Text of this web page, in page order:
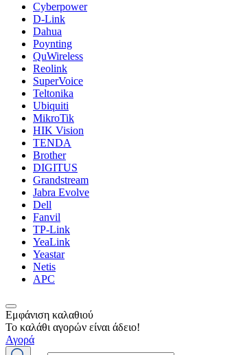
Cyberpower
D-Link
Dahua
Poynting
QuWireless
Reolink
SuperVoice
Teltonika
Ubiquiti
MikroTik
HIK Vision
TENDA
Brother
DIGITUS
Grandstream
Jabra Evolve
Dell
Fanvil
TP-Link
YeaLink
Yeastar
Netis
APC
Εμφάνιση καλαθιού
Το καλάθι αγορών είναι άδειο!
Αγορά